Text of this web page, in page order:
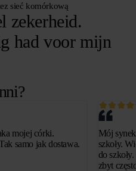
sieć komórkową
zekerheid.
had voor mijn
mojej córki.
samo jak dostawa.
Mój
szkoły.
do
zbyt